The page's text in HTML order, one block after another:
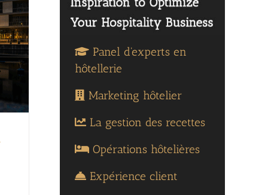
Panel d'experts en
hôtellerie
Marketing hôtelier
La gestion des recettes
Opérations hôtelières
Expérience client